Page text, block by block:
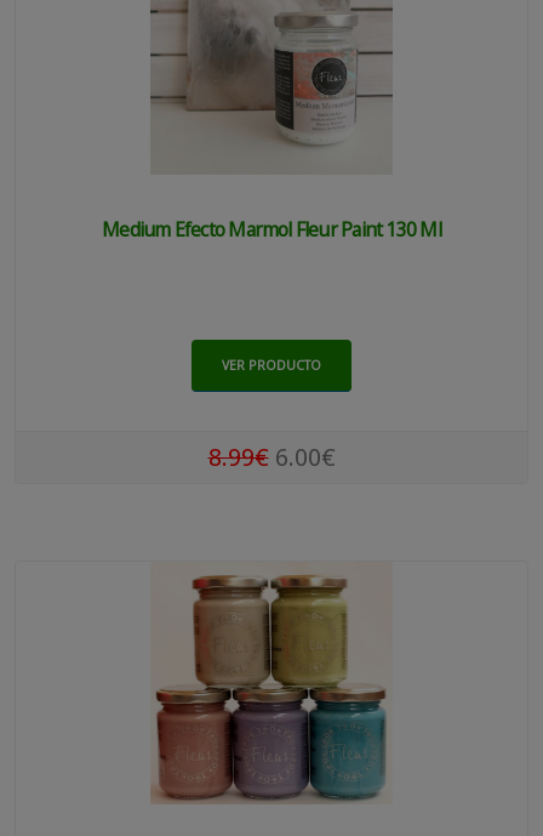
Medium Efecto Marmol Fleur Paint 130 Ml
VER PRODUCTO
8.99€6.00€